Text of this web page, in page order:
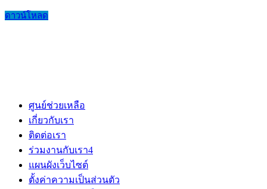
ดาวน์โหลด
ศูนย์ช่วยเหลือ
เกี่ยวกับเรา
ติดต่อเรา
ร่วมงานกับเรา4
แผนผังเว็บไซต์
ตั้งค่าความเป็นส่วนตัว